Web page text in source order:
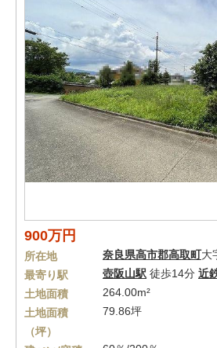
900万円
所在地 奈良県高市郡高取町大
最寄り駅
壺阪山駅 徒歩14分 近
土地面積
264.00m²
土地面積
（坪）
79.86坪